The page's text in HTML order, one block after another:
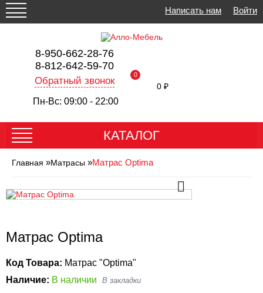
Написать нам Войти
8-950-662-28-76
8-812-642-59-70
Обратный звонок
Пн-Вс: 09:00 - 22:00
0
0 ₽
КАТАЛОГ
Главная »Матрасы »Матрас Optima
Матрас Optima
Код Товара: Матрас "Optima"
Наличие: В наличии